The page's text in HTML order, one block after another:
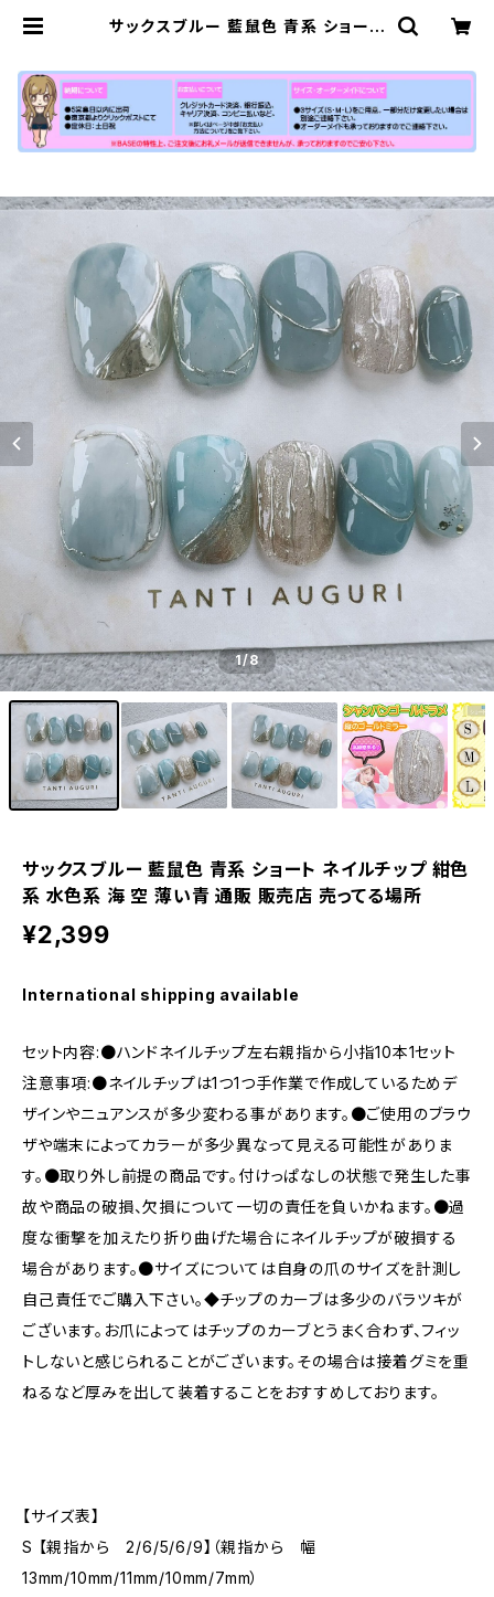
サックスブルー 藍鼠色 青系 ショート
式】小さい爪ショートネイルチップ専
門店N-MARKET-SHORT
1/8
サックスブルー 藍鼠色 青系 ショート ネイルチップ 紺色
系 水色系 海 空 薄い青 通販 販売店 売ってる場所
¥2,399
International shipping available
セット内容:●ハンドネイルチップ左右親指から小指10本1セット
注意事項:●ネイルチップは1つ1つ手作業で作成しているためデ
ザインやニュアンスが多少変わる事があります。●ご使用のブラウ
ザや端末によってカラーが多少異なって見える可能性がありま
す。●取り外し前提の商品です。付けっぱなしの状態で発生した事
故や商品の破損、欠損について一切の責任を負いかねます。●過
度な衝撃を加えたり折り曲げた場合にネイルチップが破損する
場合があります。●サイズについては自身の爪のサイズを計測し
自己責任でご購入下さい。◆チップのカーブは多少のバラツキが
ございます。お爪によってはチップのカーブとうまく合わず、フィッ
トしないと感じられることがございます。その場合は接着グミを重
ねるなど厚みを出して装着することをおすすめしております。
【サイズ表】
S 【親指から 2/6/5/6/9】（親指から 幅
13mm/10mm/11mm/10mm/7mm）